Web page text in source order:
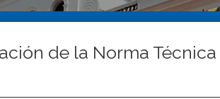
de la Norma